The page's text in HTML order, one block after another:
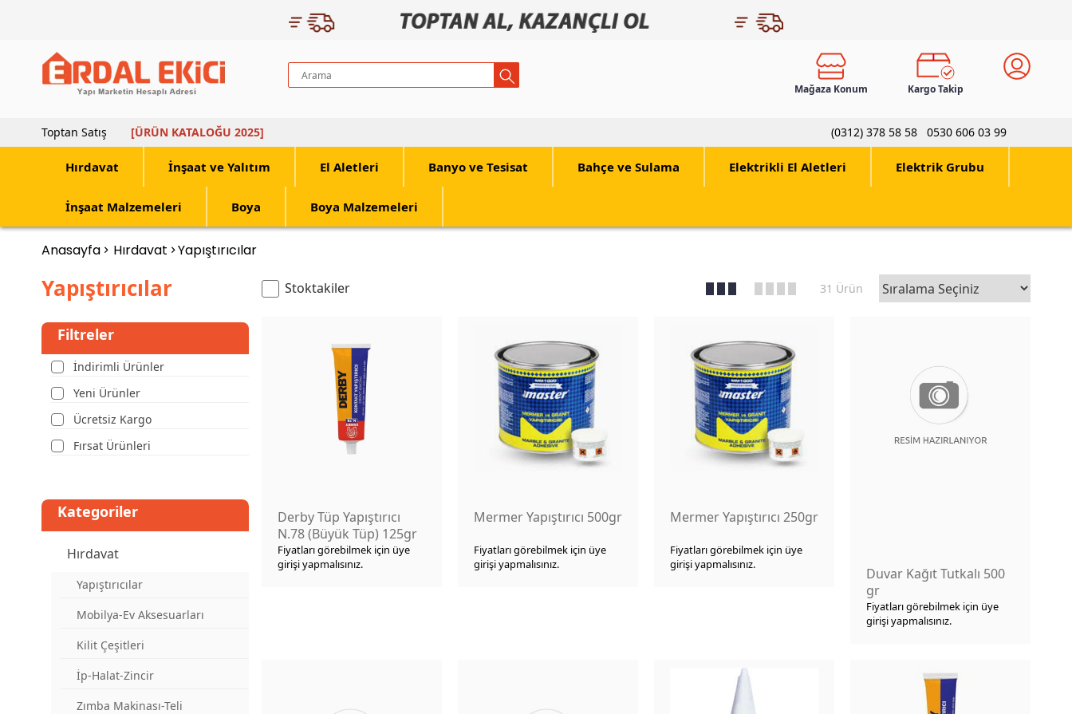
Mağaza Konum Kargo Takip
Toptan Satış [ÜRÜN KATALOĞU 2025] (0312) 378 58 58 0530 606 03 99
Hırdavat İnşaat ve Yalıtım El Aletleri Banyo ve Tesisat Bahçe ve Sulama Elektrikli El Aletleri Elektrik Grubu
İnşaat Malzemeleri Boya Boya Malzemeleri
Anasayfa Hırdavat Yapıştırıcılar
Yapıştırıcılar
Filtreler
İndirimli Ürünler
Yeni Ürünler
Ücretsiz Kargo
Fırsat Ürünleri
Kategoriler
Hırdavat
Yapıştırıcılar
Mobilya-Ev Aksesuarları
Kilit Çeşitleri
İp-Halat-Zincir
Zımba Makinası-Teli
Stoktakiler 31 Ürün
Derby Tüp Yapıştırıcı
N.78 (Büyük Tüp) 125gr
Fiyatları görebilmek için üye
girişi yapmalısınız.
Mermer Yapıştırıcı 500gr
Fiyatları görebilmek için üye
girişi yapmalısınız.
Mermer Yapıştırıcı 250gr
Fiyatları görebilmek için üye
girişi yapmalısınız.
Duvar Kağıt Tutkalı 500
gr
Fiyatları görebilmek için üye
girişi yapmalısınız.